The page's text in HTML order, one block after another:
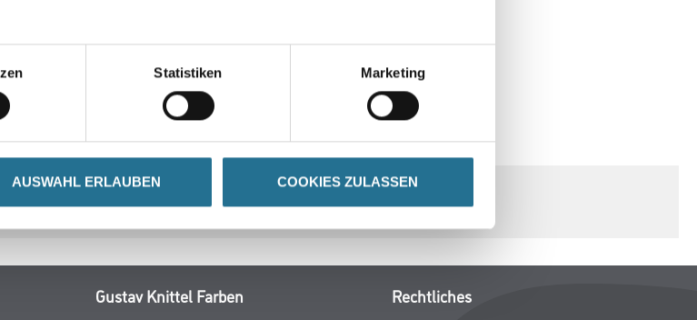
Statistiken Marketing
AUSWAHL ERLAUBEN COOKIES ZULASSEN
GEFAHRENHINWEISE SPEZIFIKATIONEN
Gustav Knittel Farben Rechtliches